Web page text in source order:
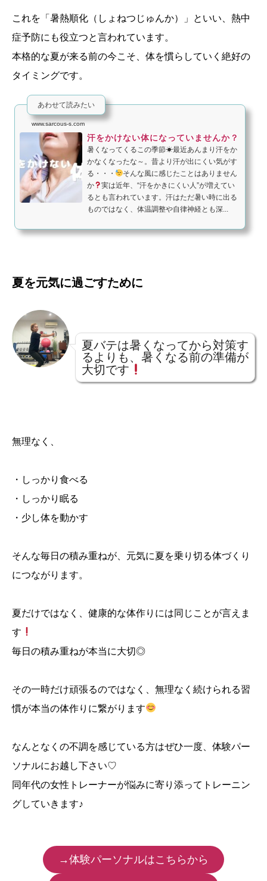
これを「暑熱順化（しょねつじゅんか）」といい、熱中
症予防にも役立つと言われています。
本格的な夏が来る前の今こそ、体を慣らしていく絶好の
タイミングです。
あわせて読みたい
www.sarcous-s.com
汗をかけない体になっていませんか？
暑くなってくるこの季節☀最近あんまり汗をか
かなくなったな～。昔より汗が出にくい気がす
る・・・
そんな風に感じたことはありません
か
実は近年、“汗をかきにくい人”が増えてい
るとも言われています。汗はただ暑い時に出る
ものではなく、体温調整や自律神経とも深...
夏を元気に過ごすために
夏バテは暑くなってから対策す
るよりも、暑くなる前の準備が
大切です
無理なく、
・しっかり食べる
・しっかり眠る
・少し体を動かす
そんな毎日の積み重ねが、元気に夏を乗り切る体づくり
につながります。
夏だけではなく、健康的な体作りには同じことが言えま
す
毎日の積み重ねが本当に大切◎
その一時だけ頑張るのではなく、無理なく続けられる習
慣が本当の体作りに繋がります
なんとなくの不調を感じている方はぜひ一度、体験パー
ソナルにお越し下さい♡
同年代の女性トレーナーが悩みに寄り添ってトレーニン
グしていきます♪
→体験パーソナルはこちらから